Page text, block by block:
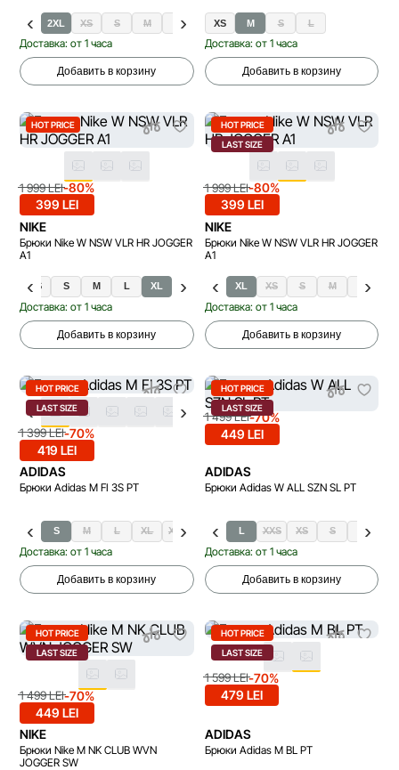
2XL XS S M XL
Доставка: от 1 часа
Добавить в корзину
XS M S L
Доставка: от 1 часа
Добавить в корзину
HOT PRICE
1 999 LEI-80%
399 LEI
NIKE
Брюки Nike W NSW VLR HR JOGGER
A1
XS S M L XL
Доставка: от 1 часа
Добавить в корзину
HOT PRICE
LAST SIZE
1 999 LEI-80%
399 LEI
NIKE
Брюки Nike W NSW VLR HR JOGGER
A1
XL XS S M L
Доставка: от 1 часа
Добавить в корзину
HOT PRICE
LAST SIZE
1 399 LEI-70%
419 LEI
ADIDAS
Брюки Adidas M FI 3S PT
S M L XL XXL
Доставка: от 1 часа
Добавить в корзину
HOT PRICE
LAST SIZE
1 499 LEI-70%
449 LEI
ADIDAS
Брюки Adidas W ALL SZN SL PT
L XXS XS S M
Доставка: от 1 часа
Добавить в корзину
HOT PRICE
LAST SIZE
1 499 LEI-70%
449 LEI
NIKE
Брюки Nike M NK CLUB WVN
JOGGER SW
HOT PRICE
LAST SIZE
1 599 LEI-70%
479 LEI
ADIDAS
Брюки Adidas M BL PT